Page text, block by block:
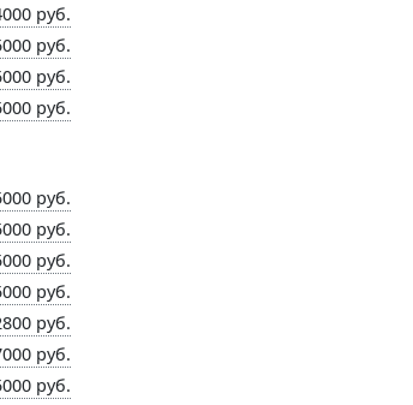
руб.
руб.
руб.
руб.
руб.
руб.
руб.
руб.
руб.
руб.
руб.